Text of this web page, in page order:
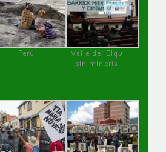
Perú
Valle del Elqui
sin minería.